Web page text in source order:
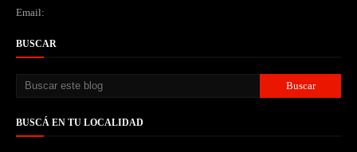
Email:
BUSCAR
BUSCÁ EN TU LOCALIDAD